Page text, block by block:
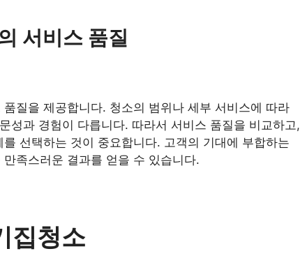
서비스 품질
질을 제공합니다. 청소의 범위나 세부 서비스에 따라
성과 경험이 다릅니다. 따라서 서비스 품질을 비교하고,
선택하는 것이 중요합니다. 고객의 기대에 부합하는
족스러운 결과를 얻을 수 있습니다.
집청소